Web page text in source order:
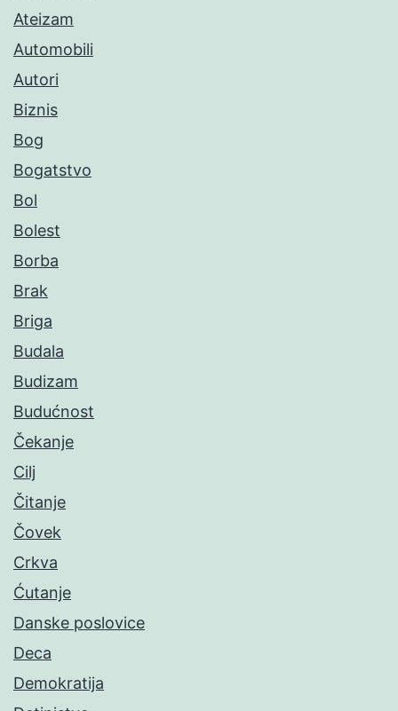
Ateizam
Automobili
Autori
Biznis
Bog
Bogatstvo
Bol
Bolest
Borba
Brak
Briga
Budala
Budizam
Budućnost
Čekanje
Cilj
Čitanje
Čovek
Crkva
Ćutanje
Danske poslovice
Deca
Demokratija